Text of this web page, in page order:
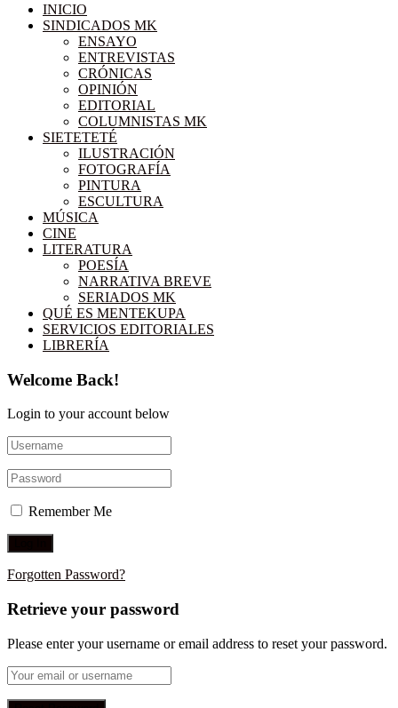
INICIO
SINDICADOS MK
ENSAYO
ENTREVISTAS
CRÓNICAS
OPINIÓN
EDITORIAL
COLUMNISTAS MK
SIETETETÉ
ILUSTRACIÓN
FOTOGRAFÍA
PINTURA
ESCULTURA
MÚSICA
CINE
LITERATURA
POESÍA
NARRATIVA BREVE
SERIADOS MK
QUÉ ES MENTEKUPA
SERVICIOS EDITORIALES
LIBRERÍA
Welcome Back!
Login to your account below
Remember Me
Forgotten Password?
Retrieve your password
Please enter your username or email address to reset your password.